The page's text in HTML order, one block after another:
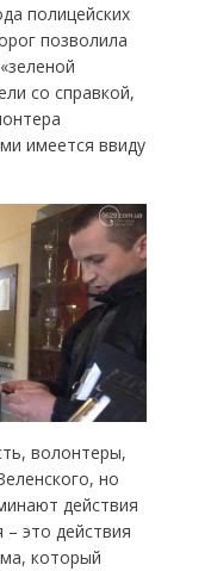
полицейских
позволила
со справкой,
имеется ввиду
волонтеры,
но
действия
это действия
который